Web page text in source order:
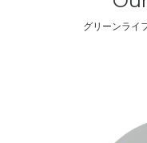
グリーンライ